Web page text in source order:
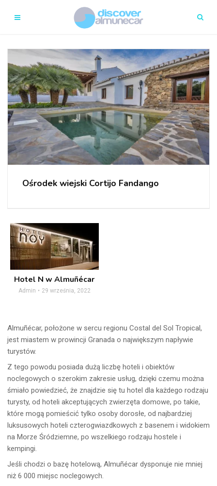
Ośrodek wiejski Cortijo Fandango
Hotel N w Almuñécar
Admin 29 września, 2022
Almuñécar, położone w sercu regionu Costal del Sol Tropical,
jest miastem w prowincji Granada o największym napływie
turystów.
Z tego powodu posiada dużą liczbę hoteli i obiektów
noclegowych o szerokim zakresie usług, dzięki czemu można
śmiało powiedzieć, że znajdzie się tu hotel dla każdego rodzaju
turysty, od hoteli akceptujących zwierzęta domowe, po takie,
które mogą pomieścić tylko osoby dorosłe, od najbardziej
luksusowych hoteli czterogwiazdkowych z basenem i widokiem
na Morze Śródziemne, po wszelkiego rodzaju hostele i
kempingi.
Jeśli chodzi o bazę hotelową, Almuñécar dysponuje nie mniej
niż 6 000 miejsc noclegowych.